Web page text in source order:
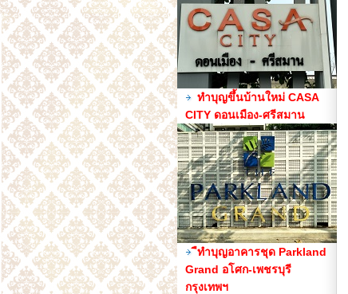
ทำบุญขึ้นบ้านใหม่ CASA
CITY ดอนเมือง-ศรีสมาน
ืทำบุญอาคารชุด Parkland
Grand อโศก-เพชรบุรี
กรุงเทพฯ